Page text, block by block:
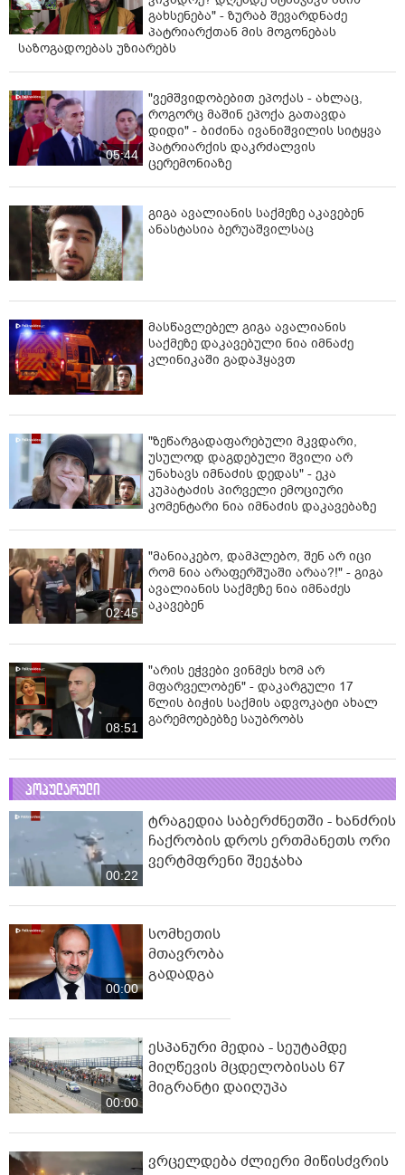
გახსენება" - ზურაბ შევარდნაძე
პატრიარქთან მის მოგონებას
საზოგადოებას უზიარებს
05:44
"ვემშვიდობებით ეპოქას - ახლაც,
როგორც მაშინ ეპოქა გათავდა
დიდი" - ბიძინა ივანიშვილის სიტყვა
პატრიარქის დაკრძალვის
ცერემონიაზე
გიგა ავალიანის საქმეზე აკავებენ
ანასტასია ბერუაშვილსაც
მასწავლებელ გიგა ავალიანის
საქმეზე დაკავებული ნია იმნაძე
კლინიკაში გადაჰყავთ
"ზეწარგადაფარებული მკვდარი,
უსულოდ დაგდებული შვილი არ
უნახავს იმნაძის დედას" - ეკა
კუპატაძის პირველი ემოციური
კომენტარი ნია იმნაძის დაკავებაზე
02:45
"მანიაკებო, დამპლებო, შენ არ იცი
რომ ნია არაფერშუაში არაა?!" - გიგა
ავალიანის საქმეზე ნია იმნაძეს
აკავებენ
08:51
"არის ეჭვები ვინმეს ხომ არ
მფარველობენ" - დაკარგული 17
წლის ბიჭის საქმის ადვოკატი ახალ
გარემოებებზე საუბრობს
პოპულარული
00:22
ტრაგედია საბერძნეთში - ხანძრის
ჩაქრობის დროს ერთმანეთს ორი
ვერტმფრენი შეეჯახა
00:00
სომხეთის
მთავრობა
გადადგა
00:00
ესპანური მედია - სეუტამდე
მიღწევის მცდელობისას 67
მიგრანტი დაიღუპა
ვრცელდება ძლიერი მიწისძვრის